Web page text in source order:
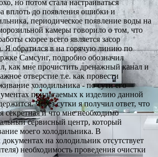
но потом стала настраиваться
вплоть до появления ошибки и
периодическое появление воды на
камеры говорило о том, что
скорее всего является засор
Я обратился в на горячую линию по
Самсунг, подробно обозначил
как мне прочистить дренажный канал и
отверстие т.е. как провести
холодильника - по сути его
прилагаемых к изделию данной
Через сутки я получил ответ, что
секретная и что мне необходимо
сервисный центр, который
моего холодильника. В
на холодильник отсутствует
необходимость проведения очистки